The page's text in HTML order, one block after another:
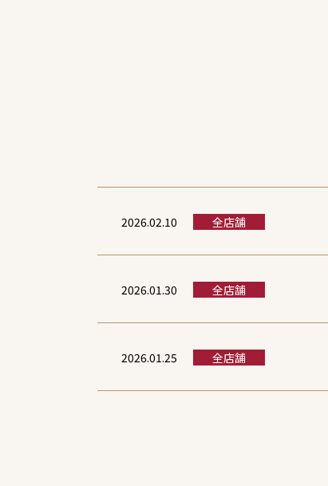
2026.02.10 全店舗
2026.01.30 全店舗
2026.01.25 全店舗